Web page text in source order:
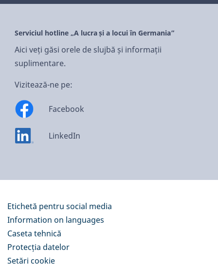
Serviciul hotline „A lucra și a locui în Germania”
Aici veți găsi orele de slujbă și informații
suplimentare.
Vizitează-ne pe:
Facebook
LinkedIn
Etichetă pentru social media
Information on languages
Caseta tehnică
Protecția datelor
Setări cookie